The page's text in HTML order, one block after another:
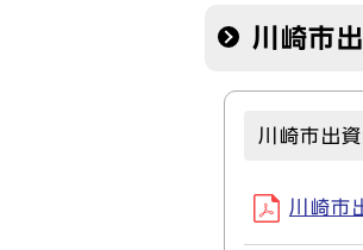
川崎市
川崎市出
川崎市